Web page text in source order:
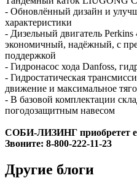
- Обновлённый дизайн и
характеристики
- Дизельный двигатель
экономичный, надёжный, с
поддержкой
- Гидронасос хода Danfoss,
- Гидростатическая
движение и максимальное
- В базовой комплектации
погодозащитным навесом
СОБИ-ЛИЗИНГ приобретет
Звоните: 8-800-222-11-23
Другие блоги